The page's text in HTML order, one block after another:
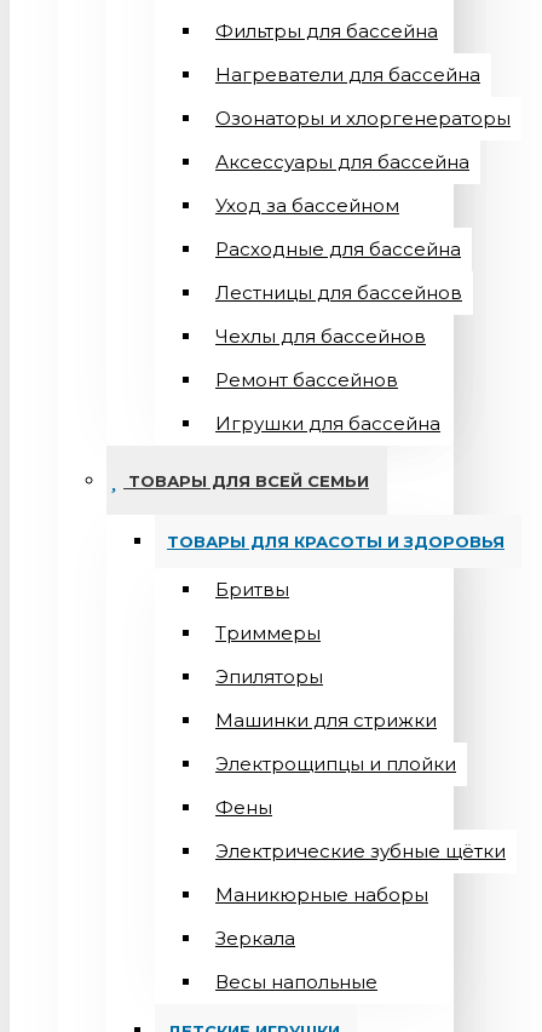
Фильтры для бассейна
Нагреватели для бассейна
Озонаторы и хлоргенераторы
Аксессуары для бассейна
Уход за бассейном
Расходные для бассейна
Лестницы для бассейнов
Чехлы для бассейнов
Ремонт бассейнов
Игрушки для бассейна
ТОВАРЫ ДЛЯ ВСЕЙ СЕМЬИ
ТОВАРЫ ДЛЯ КРАСОТЫ И ЗДОРОВЬЯ
Бритвы
Триммеры
Эпиляторы
Машинки для стрижки
Электрощипцы и плойки
Фены
Электрические зубные щётки
Маникюрные наборы
Зеркала
Весы напольные